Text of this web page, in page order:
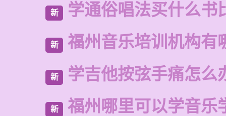
新 学通俗唱法买什么书
新 福州音乐培训机构有
新 学吉他按弦手痛怎么
新 福州哪里可以学音乐